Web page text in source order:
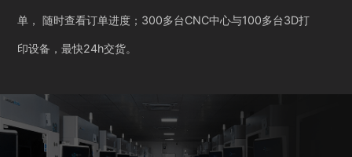
单， 随时查看订单进度；300多台CNC中心与100多台3D打
印设备，最快24h交货。